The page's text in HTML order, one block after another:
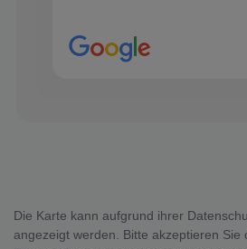
Die Karte kann aufgrund ihrer
angezeigt werden. Bitte akzeptieren Sie